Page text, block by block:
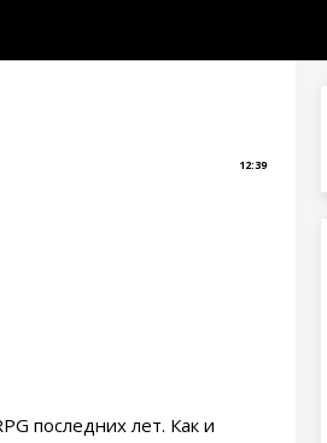
12:39
последних лет. Как и